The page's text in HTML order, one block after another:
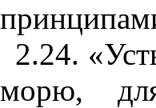
2.24.
морю, для